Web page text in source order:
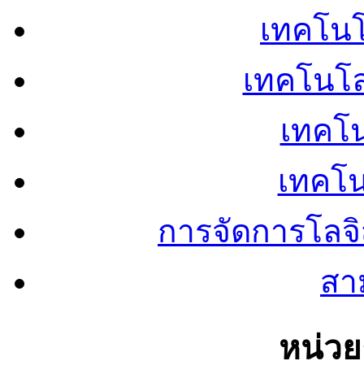
เทคโน
เทคโน
เทคโ
เทคโ
การจัดการโล
ส
หน่ว